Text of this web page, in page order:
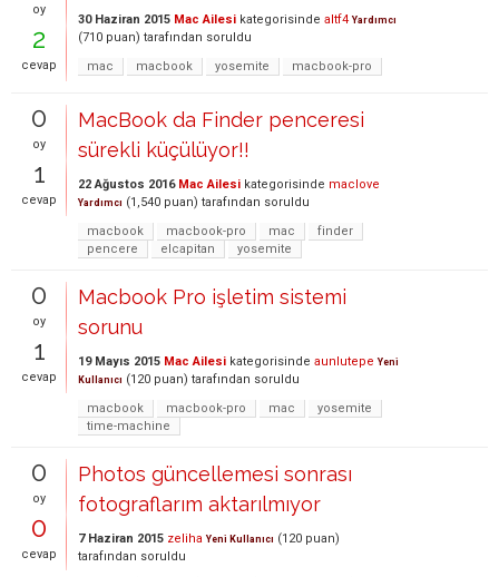
oy
2
cevap
30 Haziran 2015 Mac Ailesi kategorisinde altf4 Yardımcı
(710 puan) tarafından soruldu
mac
macbook yosemite macbook-pro
0
oy
1
cevap
MacBook da Finder penceresi
sürekli küçülüyor!!
22 Ağustos 2016 Mac Ailesi kategorisinde maclove
Yardımcı (1,540 puan) tarafından soruldu
macbook
macbook-pro mac
finder
pencere
elcapitan yosemite
0
oy
1
cevap
Macbook Pro işletim sistemi
sorunu
19 Mayıs 2015 Mac Ailesi kategorisinde aunlutepe Yeni
Kullanıcı (120 puan) tarafından soruldu
macbook
macbook-pro mac
yosemite
time-machine
0
oy
0
cevap
Photos güncellemesi sonrası
fotograflarım aktarılmıyor
7 Haziran 2015 zeliha Yeni Kullanıcı (120 puan)
tarafından soruldu